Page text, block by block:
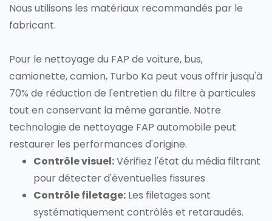
Nous utilisons les matériaux recommandés par le
fabricant.
Pour le nettoyage du FAP de voiture, bus,
camionette, camion, Turbo Ka peut vous offrir jusqu'à
70% de réduction de l'entretien du filtre à particules
tout en conservant la même garantie. Notre
technologie de nettoyage FAP automobile peut
restaurer les performances d'origine.
Contrôle visuel:Vérifiez l'état du média filtrant
pour détecter d'éventuelles fissures
Contrôle filetage: Les filetages sont
systématiquement contrôlés et retaraudés.